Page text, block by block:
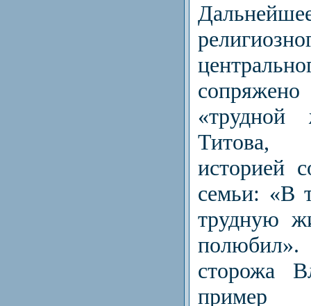
сопряжено
Титова,
историей
семьи: «В
трудную
сторожа
пример